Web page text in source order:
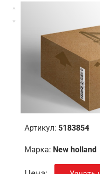
Артикул: 5183854
Марка: New holland